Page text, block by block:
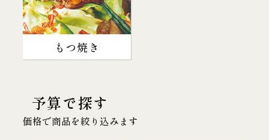
もつ焼き
予算で探す
価格で商品を絞り込みます